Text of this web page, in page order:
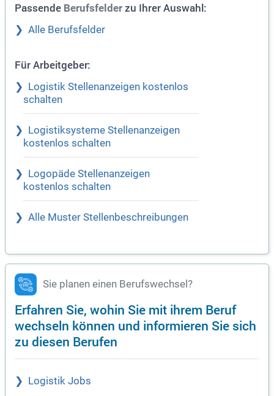
Passende Berufsfelder zu Ihrer Auswahl:
Alle Berufsfelder
Für Arbeitgeber:
Logistik Stellenanzeigen kostenlos
schalten
Logistiksysteme Stellenanzeigen
kostenlos schalten
Logopäde Stellenanzeigen
kostenlos schalten
Alle Muster Stellenbeschreibungen
Sie planen einen Berufswechsel?
Erfahren Sie, wohin Sie mit ihrem Beruf
wechseln können und informieren Sie sich
zu diesen Berufen
Logistik Jobs